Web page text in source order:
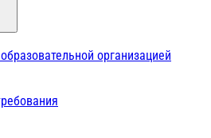
организацией